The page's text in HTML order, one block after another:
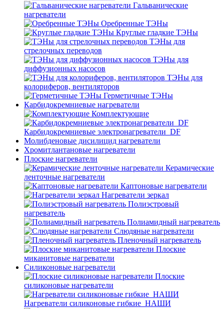
Гальванические
нагреватели
Оребренные ТЭНы
Круглые гладкие ТЭНы
ТЭНы для
стрелочных переводов
ТЭНы для
диффузионных насосов
ТЭНы для
колориферов, вентиляторов
Герметичные ТЭНы
Карбидокремниевые нагреватели
Комплектующие
Карбидокремниевые электронагреватели_DF
Молибденовые дисилицид нагреватели
Хромитлантановые нагреватели
Плоские нагреватели
Керамические
ленточные нагреватели
Каптоновые нагреватели
Нагреватели зеркал
Полиэстровый
нагреватель
Полиамидный нагреватель
Слюдяные нагреватели
Пленочный нагреватель
Плоские
миканитовые нагреватели
Силиконовые нагреватели
Плоские
силиконовые нагреватели
Нагреватели силиконовые гибкие_НАШИ